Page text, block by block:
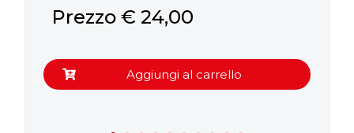
Prezzo € 24,00
Aggiungi al carrello